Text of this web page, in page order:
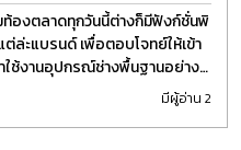
องตลาดทุกวันนี้ต่างก็มีฟังก์ชั่นพิ
ล่ะแบรนด์ เพื่อตอบโจทย์ให้เข้า
ใช้งานอุปกรณ์ช่างพื้นฐานอย่าง
รปรับเปลี่ยนรูปแบบ
มีผู้อ่าน 2